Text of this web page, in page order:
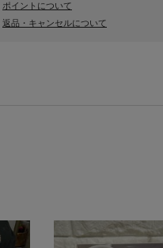
ポイントについて
返品・キャンセルについて